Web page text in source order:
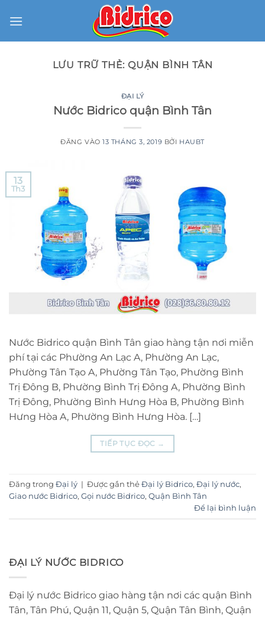
qua
LƯU TRỮ THẺ: QUẬN BÌNH TÂN
ĐẠI LÝ
Nước Bidrico quận Bình Tân
ĐĂNG VÀO13 THÁNG 3, 2019 BỞI HAUBT
13
Th3
Nước Bidrico quận Bình Tân giao hàng tận nơi miễn
phí tại các Phường An Lạc A, Phường An Lạc,
Phường Tân Tạo A, Phường Tân Tạo, Phường Bình
Trị Đông B, Phường Bình Trị Đông A, Phường Bình
Trị Đông, Phường Bình Hưng Hòa B, Phường Bình
Hưng Hòa A, Phường Bình Hưng Hòa. […]
TIẾP TỤC ĐỌC →
Đăng trong Đại lý | Được gắn thẻ Đại lý Bidrico, Đại lý nước,
Giao nước Bidrico, Gọi nước Bidrico, Quận Bình Tân
Để lại bình luận
ĐẠI LÝ NƯỚC BIDRICO
Đại lý nước Bidrico giao hàng tận nơi các quận Bình
Tân, Tân Phú, Quận 11, Quận 5, Quận Tân Bình, Quận